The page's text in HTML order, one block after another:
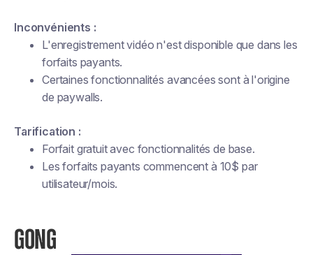
Inconvénients :
L'enregistrement vidéo n'est disponible que dans les
forfaits payants.
Certaines fonctionnalités avancées sont à l'origine
de paywalls.
Tarification :
Forfait gratuit avec fonctionnalités de base.
Les forfaits payants commencent à 10$ par
utilisateur/mois.
GONG